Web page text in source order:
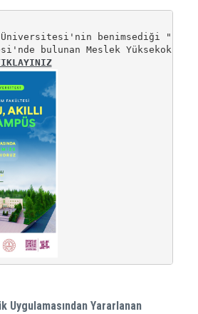
benimsediği
bulunan Meslek
Uygulamasından Yararlanan